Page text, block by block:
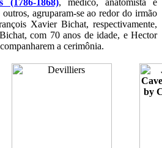
agruparam-se ao redor do irmão
Xavier Bichat, respectivamente,
com 70 anos de idade, e Hector
a cerimônia.